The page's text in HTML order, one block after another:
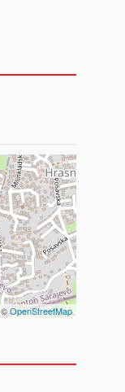
©OpenStreetMap